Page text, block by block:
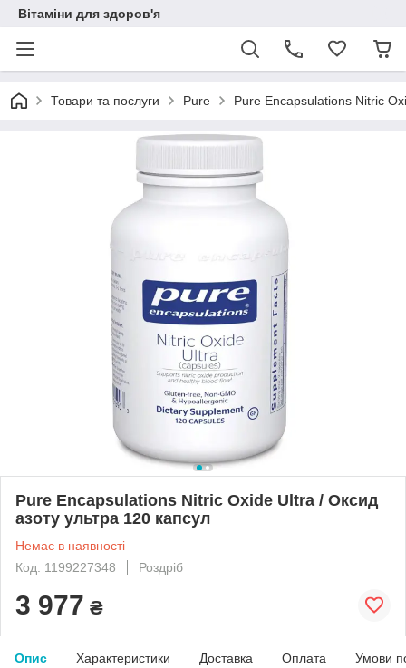
Вітаміни для здоров'я
Товари та послуги Pure Pure Encapsulations Nitric
Pure Encapsulations Nitric Oxide Ultra / Оксид
азоту ультра 120 капсул
Немає в наявності
Код: 1199227348
Роздріб
3 977 ₴
Опис Характеристики Доставка Оплата Умови